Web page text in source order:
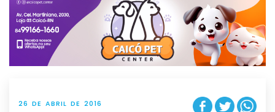
g
t
i
o
n
26 DE ABRIL DE 2016